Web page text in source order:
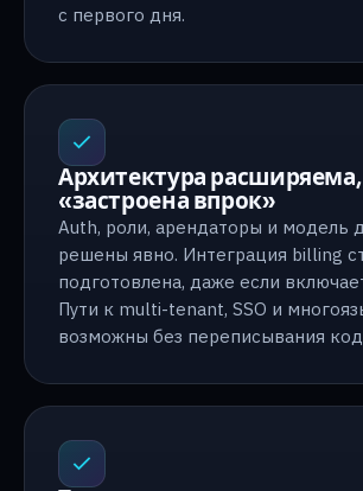
с первого дня.
Архитектура расширяема,
«застроена впрок»
Auth, роли, арендаторы и модель
решены явно. Интеграция billing
подготовлена, даже если
Пути к multi-tenant, SSO и
возможны без переписывания